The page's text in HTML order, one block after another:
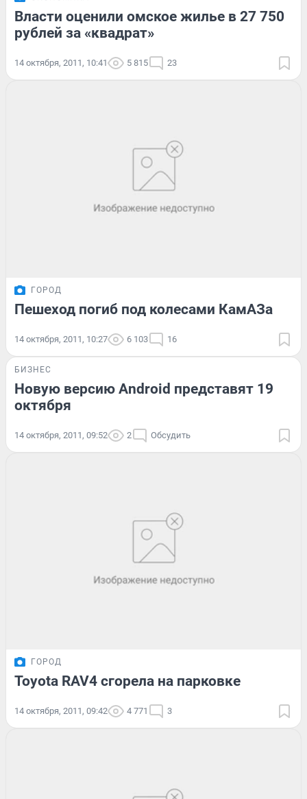
Власти оценили омское жилье в 27 750
рублей за «квадрат»
14 октября, 2011, 10:41 5 815 23
ГОРОД
Пешеход погиб под колесами КамАЗа
14 октября, 2011, 10:27 6 103 16
БИЗНЕС
Новую версию Android представят 19
октября
14 октября, 2011, 09:52 2 Обсудить
ГОРОД
Toyota RAV4 сгорела на парковке
14 октября, 2011, 09:42 4 771 3